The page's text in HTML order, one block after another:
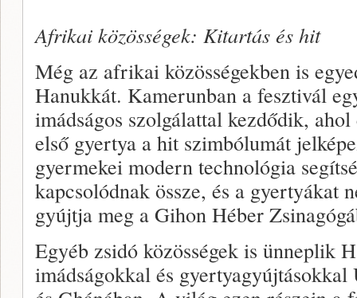
Afrikai közösségek: Kitartás és hit
Még az afrikai közösségekben is
Hanukkát. Kamerunban a fesztivál
imádságos szolgálattal kezdődik,
első gyertya a hit szimbólumát
gyermekei modern technológia
kapcsolódnak össze, és a gyertyákat
gyújtja meg a Gihon Héber
Egyéb zsidó közösségek is ünneplik
imádságokkal és gyertyagyújtásokkal